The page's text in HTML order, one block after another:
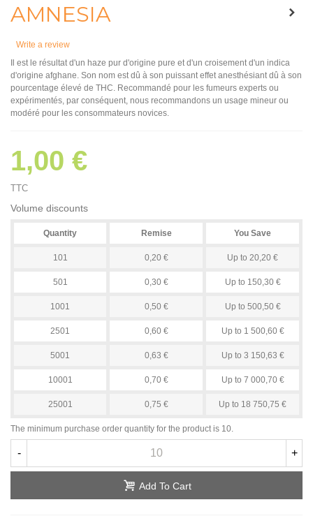
AMNESIA
Write a review
Il est le résultat d'un haze pur d'origine pure et d'un croisement d'un indica
d'origine afghane. Son nom est dû à son puissant effet anesthésiant dû à son
pourcentage élevé de THC. Recommandé pour les fumeurs experts ou
expérimentés, par conséquent, nous recommandons un usage mineur ou
modéré pour les consommateurs novices.
1,00 €
TTC
Volume discounts
Quantity Remise You Save
101 0,20 € Up to 20,20 €
501 0,30 € Up to 150,30 €
1001 0,50 € Up to 500,50 €
2501 0,60 € Up to 1 500,60 €
5001 0,63 € Up to 3 150,63 €
10001 0,70 € Up to 7 000,70 €
25001 0,75 € Up to 18 750,75 €
The minimum purchase order quantity for the product is 10.
- +
Add To Cart